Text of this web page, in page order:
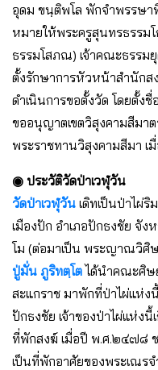
อุดม ขนฺติพโล พักจำพรรษ
หมายให้พระครูสุนทรธรรม
ธรรมโสภณ) เจ้าคณะธรรม
ตั้งรักษาการหัวหน้าสำนักส
ดำเนินการขอตั้งวัด โดยตั้ง
ขออนุญาตเขตวิสุงคามสีมาต
พระราชทานวิสุงคามสีมา
◉ ประวัติวัดป่าเวฬุวัน
วัดป่าเวฬุวัน เดิทเป็นป่าไผ่
เมืองปัก อำเภอปักธงชัย จั
โม (ต่อมาเป็น พระญาณวิศิ
ปู่มั่น ภูริทตฺโตได้นำคณะศิษ
สะแกราช มาพักที่ป่าไผ่แห่ง
ปักธงชัย เจ้าของป่าไผ่แห่งนี้
ที่พักสงฆ์ เมื่อปี พ.ศ.๒๔๗๘
เป็นที่พักอาศัยของพระเณร